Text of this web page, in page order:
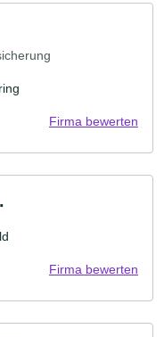
Firma bewerten
Firma bewerten